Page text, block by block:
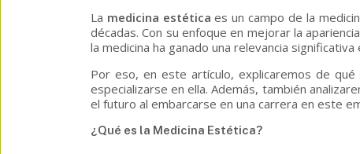
La medicina estética es un campo de la
décadas. Con su enfoque en mejorar la
la medicina ha ganado una relevancia significativa
Por eso, en este artículo, explicaremos de qué
especializarse en ella. Además, también
el futuro al embarcarse en una carrera en este
¿Qué es la Medicina Estética?